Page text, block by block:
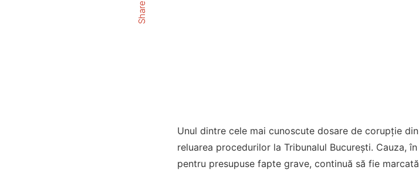
Share
Unul dintre cele mai cunoscute dosare de corupție
reluarea procedurilor la Tribunalul București. Cauza,
pentru presupuse fapte grave, continuă să fie